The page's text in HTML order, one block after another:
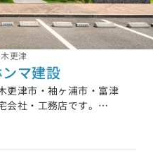
更津
マ建設
更津市・袖ヶ浦市・富津
社・工務店です。
を中心に、建築家ととも
ットーに、お客様のご要
ご提案しています。